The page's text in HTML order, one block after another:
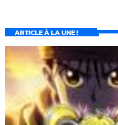
ARTICLE À LA UNE !